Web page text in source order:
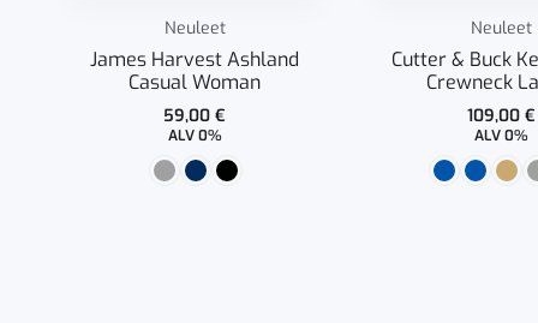
Neuleet
James Harvest Ashland
Casual Woman
59,00€
ALV 0%
Neuleet
Cutter & Buck
Crewneck
109,00 €
ALV 0%